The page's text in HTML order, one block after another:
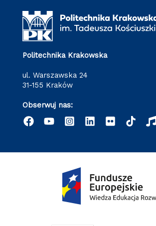
Politechnika Krakowska
ul. Warszawska 24
31-155 Kraków
Obserwuj nas: